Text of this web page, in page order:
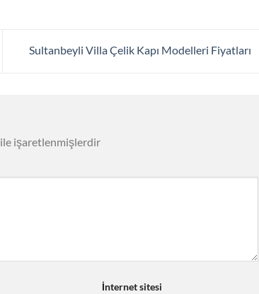
Sultanbeyli Villa Çelik Kapı Modelleri Fiyatları
ile işaretlenmişlerdir
İnternet sitesi